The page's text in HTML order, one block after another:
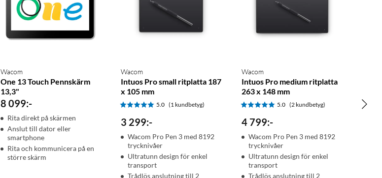
Wacom
One 13 Touch Pennskärm
13,3"
8 099:-
Rita direkt på skärmen
Anslut till dator eller
smartphone
Rita och kommunicera på en
större skärm
Wacom
Intuos Pro small ritplatta 187
x 105 mm
5.0 (1 kundbetyg)
3 299:-
Wacom Pro Pen 3 med 8192
trycknivåer
Ultratunn design för enkel
transport
Trådlös anslutning till 2
Wacom
Intuos Pro medium ritplatta
263 x 148 mm
5.0 (2 kundbetyg)
4 799:-
Wacom Pro Pen 3 med 8192
trycknivåer
Ultratunn design för enkel
transport
Trådlös anslutning till 2